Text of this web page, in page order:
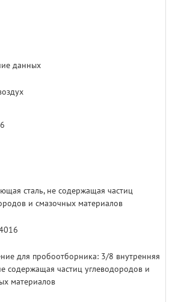
данных
сталь, не содержащая частиц
и смазочных материалов
для пробоотборника: 3/8 внутренняя
содержащая частиц углеводородов и
материалов